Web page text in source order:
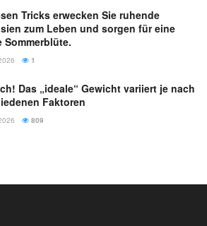
Tricks erwecken Sie ruhende
zum Leben und sorgen für eine
Sommerblüte.
1
Das „ideale“ Gewicht variiert je nach
Faktoren
809